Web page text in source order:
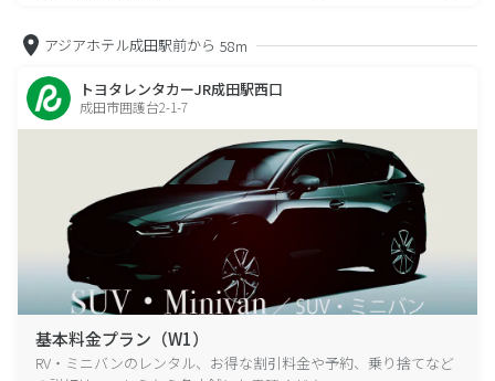
アジアホテル成田駅前から 58m
トヨタレンタカーJR成田駅西口
成田市囲護台2-1-7
基本料金プラン（W1）
RV・ミニバンのレンタル、お得な割引料金や予約、乗り捨てなど